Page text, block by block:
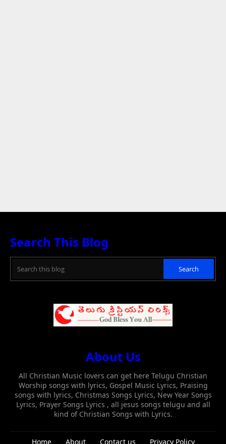
Search This Blog
About Us
All Christian Music lovers can get here Telugu Christian
Worship songs with lyrics, Gospel Music Lyrics, Praising
songs with lyrics, Christmas Songs Lyrics, New Year Songs
Lyrics, Prayer Songs Lyrics , all jesus songs telugu and all
kind of Christian Songs with Lyrics.
Home About Contact us Privacy Policy